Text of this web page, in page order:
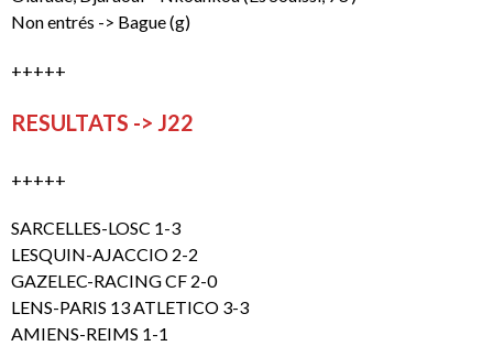
Non entrés -> Bague (g)
+++++
RESULTATS -> J22
+++++
SARCELLES-LOSC 1-3
LESQUIN-AJACCIO 2-2
GAZELEC-RACING CF 2-0
LENS-PARIS 13 ATLETICO 3-3
AMIENS-REIMS 1-1